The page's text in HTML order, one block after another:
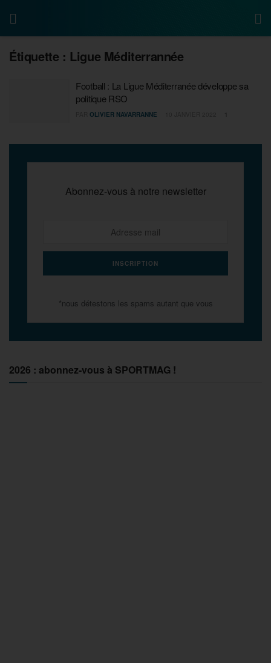
Étiquette : Ligue Méditerrannée
Football : La Ligue Méditerranée développe sa
politique RSO
OLIVIER NAVARRANNE
Abonnez-vous à notre newsletter
*nous détestons les spams autant que vous
2026 : abonnez-vous à SPORTMAG !